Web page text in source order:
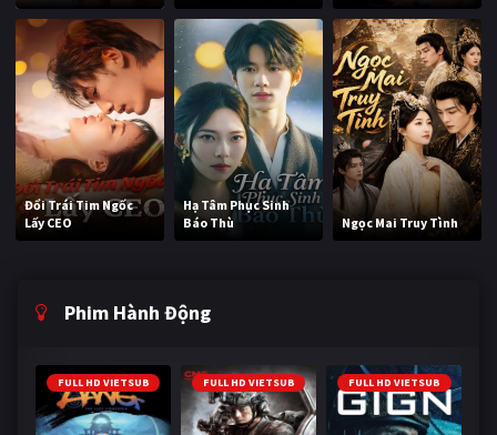
Đổi Trái Tim Ngốc
Lấy CEO
Hạ Tâm Phục Sinh
Báo Thù
Ngọc Mai Truy Tình
Phim Hành Động
FULL HD VIETSUB FULL HD VIETSUB FULL HD VIETSUB